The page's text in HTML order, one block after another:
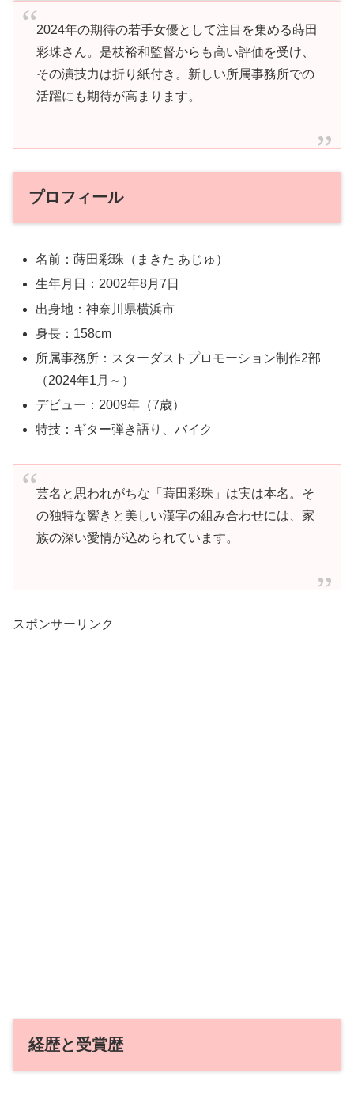
2024年の期待の若手女優として注目を集める蒔田
彩珠さん。是枝裕和監督からも高い評価を受け、
その演技力は折り紙付き。新しい所属事務所での
活躍にも期待が高まります。
プロフィール
名前：蒔田彩珠（まきた あじゅ）
生年月日：2002年8月7日
出身地：神奈川県横浜市
身長：158cm
所属事務所：スターダストプロモーション制作2部
（2024年1月～）
デビュー：2009年（7歳）
特技：ギター弾き語り、バイク
芸名と思われがちな「蒔田彩珠」は実は本名。そ
の独特な響きと美しい漢字の組み合わせには、家
族の深い愛情が込められています。
スポンサーリンク
経歴と受賞歴